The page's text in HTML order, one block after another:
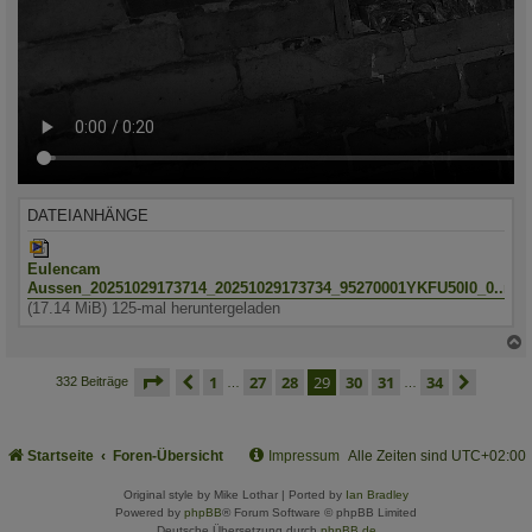
DATEIANHÄNGE
Eulencam
(17.14 MiB) 125-mal heruntergeladen
n
332 Beiträge seite 29 von 34
vorherige
1 27 28 29 30 31 34
Startseite Foren-Übersicht Alle Zeiten sind UTC+02:00
Impressum
Original style by Mike Lothar | Ported by Ian Bradley
Powered by phpBB® Forum Software © phpBB Limited